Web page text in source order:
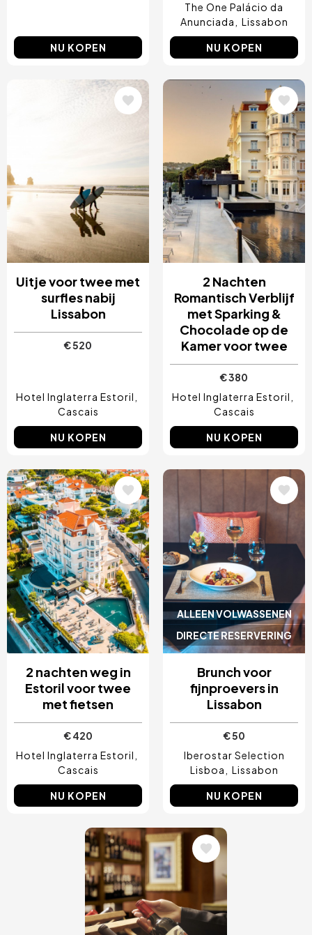
NU KOPEN
The One Palácio da
Anunciada
Lissabon
NU KOPEN
Uitje voor twee met
surfles nabij
Lissabon
€ 520
Hotel Inglaterra Estoril
Cascais
NU KOPEN
Afbeelding
2 Nachten
Romantisch Verblijf
met Sparking &
Chocolade op de
Kamer voor twee
€ 380
Hotel Inglaterra Estoril
Cascais
NU KOPEN
Afbeelding
2 nachten weg in
Estoril voor twee
met fietsen
€ 420
Hotel Inglaterra Estoril
Cascais
NU KOPEN
ALLEEN VOLWASSENEN
DIRECTE RESERVERING
Afbeelding
Brunch voor
fijnproevers in
Lissabon
€ 50
Iberostar Selection
Lisboa
Lissabon
NU KOPEN
Afbeelding